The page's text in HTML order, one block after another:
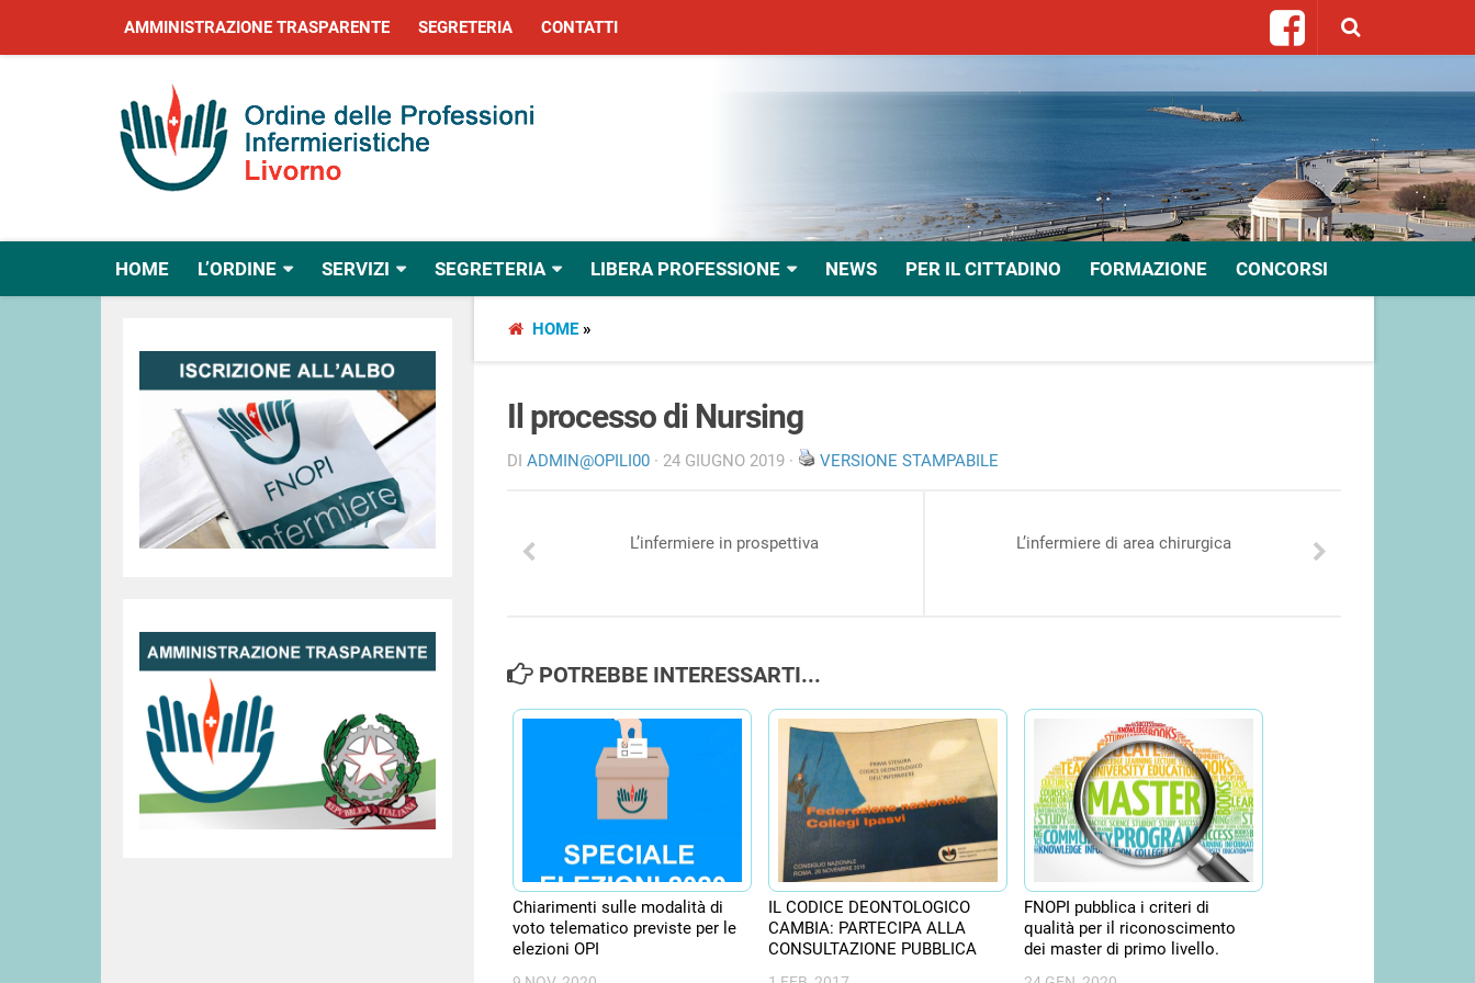
AMMINISTRAZIONE TRASPARENTE SEGRETERIA CONTATTI
HOME L’ORDINE SERVIZI SEGRETERIA LIBERA PROFESSIONE NEWS PER IL CITTADINO FORMAZIONE CONCORSI
HOME»
Il processo di Nursing
DI ADMIN@OPILI00 · 24 GIUGNO 2019 · VERSIONE STAMPABILE
L’infermiere di area chirurgica
L’infermiere in prospettiva
POTREBBE INTERESSARTI...
Chiarimenti sulle modalità di
voto telematico previste per le
elezioni OPI
IL CODICE DEONTOLOGICO
CAMBIA: PARTECIPA ALLA
CONSULTAZIONE PUBBLICA
FNOPI pubblica i criteri di
qualità per il riconoscimento
dei master di primo livello.